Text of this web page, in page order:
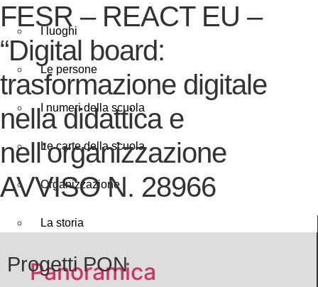
I luoghi
Le persone
I numeri della scuola
Le carte della scuola
Organizzazione
La storia
Panoramica
FESR – REACT EU –
“Digital board:
trasformazione digitale
nella didattica e
nell’organizzazione
AVVISO N. 28966
Progetti PON